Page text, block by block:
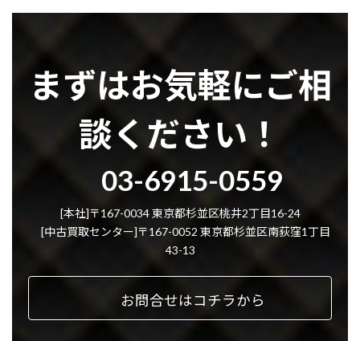
まずはお気軽にご相
談ください！
03-6915-0559
[本社]〒167-0034 東京都杉並区桃井2丁目16-24
[中古買取センター]〒167-0052 東京都杉並区南荻窪1丁目
43-13
お問合せはコチラから